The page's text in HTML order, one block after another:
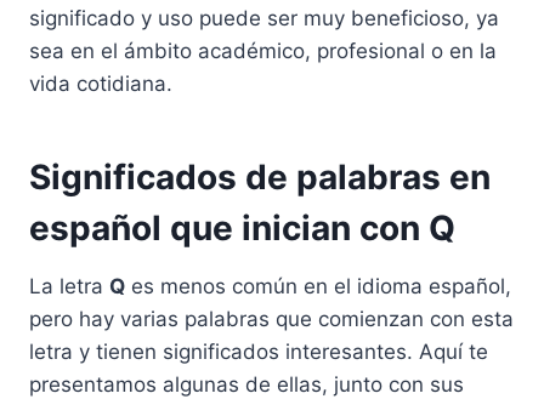
significado y uso puede ser muy beneficioso, ya
sea en el ámbito académico, profesional o en la
vida cotidiana.
Significados de palabras en
español que inician con Q
La letra Q es menos común en el idioma español,
pero hay varias palabras que comienzan con esta
letra y tienen significados interesantes. Aquí te
presentamos algunas de ellas, junto con sus